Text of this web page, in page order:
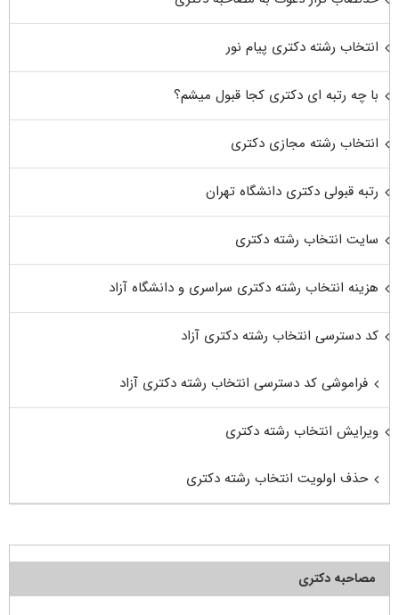
انتخاب رشته دکتری پیام نور
با چه رتبه ای دکتری کجا قبول میشم؟
انتخاب رشته مجازی دکتری
رتبه قبولی دکتری دانشگاه تهران
سایت انتخاب رشته دکتری
هزینه انتخاب رشته دکتری سراسری و دانشگاه آزاد
کد دسترسی انتخاب رشته دکتری آزاد
فراموشی کد دسترسی انتخاب رشته دکتری آزاد
ویرایش انتخاب رشته دکتری
حذف اولویت انتخاب رشته دکتری
مصاحبه دکتری